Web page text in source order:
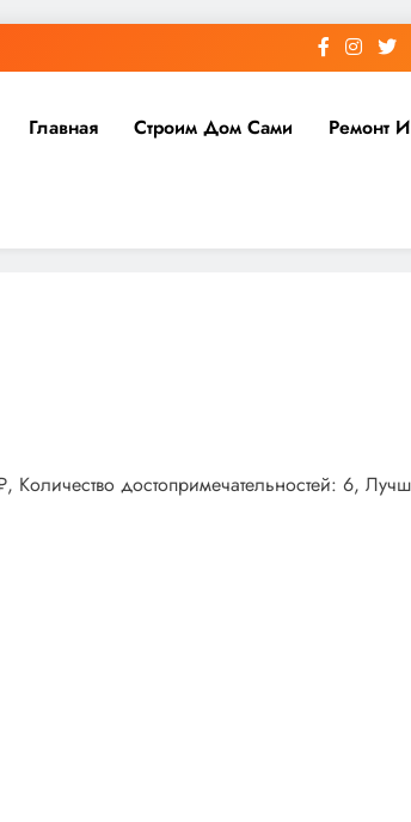
Главная Строим Дом Сами Ремонт
Количество достопримечательностей: 6,